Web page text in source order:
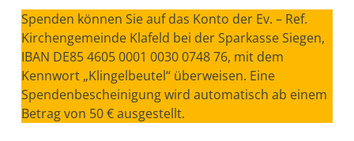
Spenden können Sie auf das Konto der Ev. – Ref.
Kirchengemeinde Klafeld bei der Sparkasse Siegen,
IBAN DE85 4605 0001 0030 0748 76, mit dem
Kennwort „Klingelbeutel“ überweisen. Eine
Spendenbescheinigung wird automatisch ab einem
Betrag von 50 € ausgestellt.